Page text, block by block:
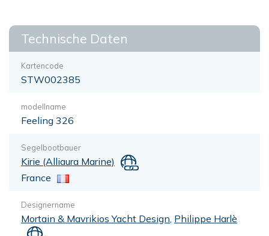
Technische Daten
Kartencode
STW002385
modellname
Feeling 326
Segelbootbauer
Kirie (Alliaura Marine)
France
Designername
Mortain & Mavrikios Yacht Design Philippe Harlè